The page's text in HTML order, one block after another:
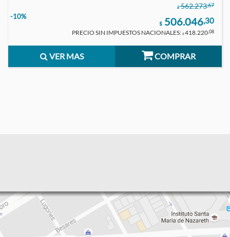
$ 562.273,67
-10%
$ 506.046,30
PRECIO SIN IMPUESTOS NACIONALES: $ 418.220,08
VER MAS COMPRAR